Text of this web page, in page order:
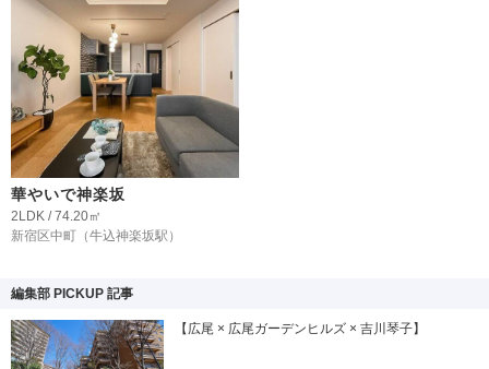
華やいで神楽坂
2LDK / 74.20㎡
新宿区中町 （牛込神楽坂駅）
編集部 PICKUP 記事
【広尾 × 広尾ガーデンヒルズ × 吉川琴子】